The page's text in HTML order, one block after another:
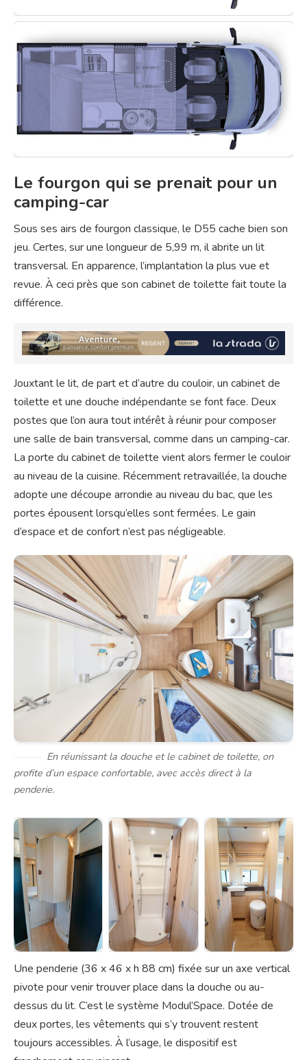
Le fourgon qui se prenait pour un
camping-car
Sous ses airs de fourgon classique, le D55 cache bien son
jeu. Certes, sur une longueur de 5,99 m, il abrite un lit
transversal. En apparence, l’implantation la plus vue et
revue. À ceci près que son cabinet de toilette fait toute la
différence.
Jouxtant le lit, de part et d’autre du couloir, un cabinet de
toilette et une douche indépendante se font face. Deux
postes que l’on aura tout intérêt à réunir pour composer
une salle de bain transversal, comme dans un camping-car.
La porte du cabinet de toilette vient alors fermer le couloir
au niveau de la cuisine. Récemment retravaillée, la douche
adopte une découpe arrondie au niveau du bac, que les
portes épousent lorsqu’elles sont fermées. Le gain
d’espace et de confort n’est pas négligeable.
En réunissant la douche et le cabinet de toilette, on
profite d’un espace confortable, avec accès direct à la
penderie.
Une penderie (36 x 46 x h 88 cm) fixée sur un axe vertical
pivote pour venir trouver place dans la douche ou au-
dessus du lit. C’est le système Modul’Space. Dotée de
deux portes, les vêtements qui s’y trouvent restent
toujours accessibles. À l’usage, le dispositif est